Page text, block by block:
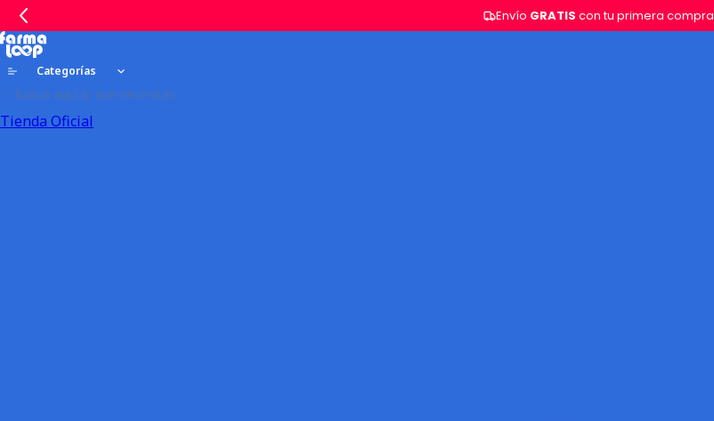
Envío GRATIS con tu primera compra
Categorías
Tienda Oficial